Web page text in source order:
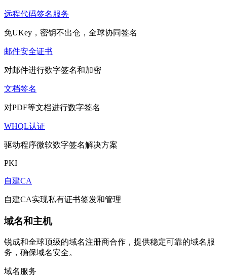
远程代码签名服务
免UKey，密钥不出仓，全球协同签名
邮件安全证书
对邮件进行数字签名和加密
文档签名
对PDF等文档进行数字签名
WHQL认证
驱动程序微软数字签名解决方案
PKI
自建CA
自建CA实现私有证书签发和管理
域名和主机
锐成和全球顶级的域名注册商合作，提供稳定可靠的域名服
务，确保域名安全。
域名服务